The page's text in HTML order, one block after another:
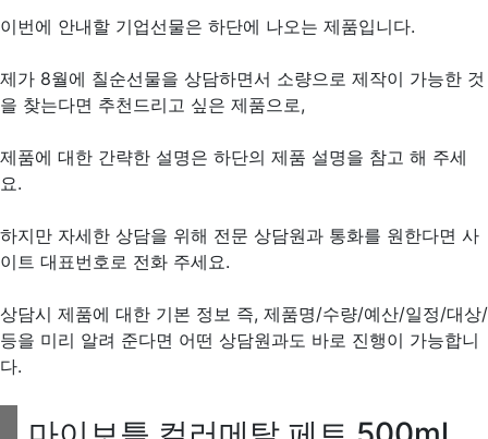
이번에 안내할 기업선물은 하단에 나오는 제품입니다.
제가 8월에 칠순선물을 상담하면서 소량으로 제작이 가능한 것
을 찾는다면 추천드리고 싶은 제품으로,
제품에 대한 간략한 설명은 하단의 제품 설명을 참고 해 주세
요.
하지만 자세한 상담을 위해 전문 상담원과 통화를 원한다면 사
이트 대표번호로 전화 주세요.
상담시 제품에 대한 기본 정보 즉, 제품명/수량/예산/일정/대상/
등을 미리 알려 준다면 어떤 상담원과도 바로 진행이 가능합니
다.